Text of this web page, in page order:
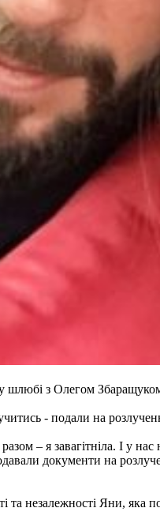
з Олегом
- подали на
– я завагітніла. І у
документи на
та незалежності Яни, яка